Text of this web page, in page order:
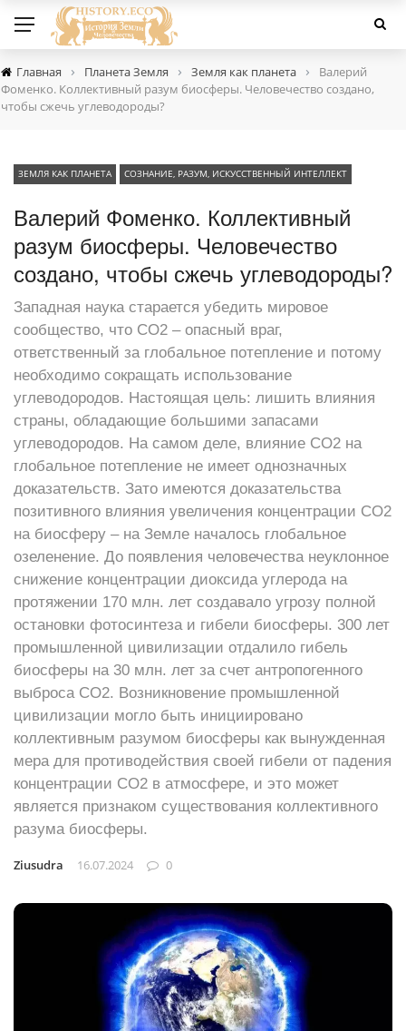
Главная › Планета Земля › Земля как планета ›
Валерий
Фоменко. Коллективный разум биосферы. Человечество создано,
чтобы сжечь углеводороды?
ЗЕМЛЯ КАК ПЛАНЕТА СОЗНАНИЕ, РАЗУМ, ИСКУССТВЕННЫЙ ИНТЕЛЛЕКТ
Валерий Фоменко. Коллективный
разум биосферы. Человечество
создано, чтобы сжечь углеводороды?
Западная наука старается убедить мировое
сообщество, что CO2 – опасный враг,
ответственный за глобальное потепление и потому
необходимо сокращать использование
углеводородов. Настоящая цель: лишить влияния
страны, обладающие большими запасами
углеводородов. На самом деле, влияние CO2 на
глобальное потепление не имеет однозначных
доказательств. Зато имеются доказательства
позитивного влияния увеличения концентрации CO2
на биосферу – на Земле началось глобальное
озеленение. До появления человечества неуклонное
снижение концентрации диоксида углерода на
протяжении 170 млн. лет создавало угрозу полной
остановки фотосинтеза и гибели биосферы. 300 лет
промышленной цивилизации отдалило гибель
биосферы на 30 млн. лет за счет антропогенного
выброса CO2. Возникновение промышленной
цивилизации могло быть инициировано
коллективным разумом биосферы как вынужденная
мера для противодействия своей гибели от падения
концентрации CO2 в атмосфере, и это может
является признаком существования коллективного
разума биосферы.
Ziusudra 16.07.2024 0